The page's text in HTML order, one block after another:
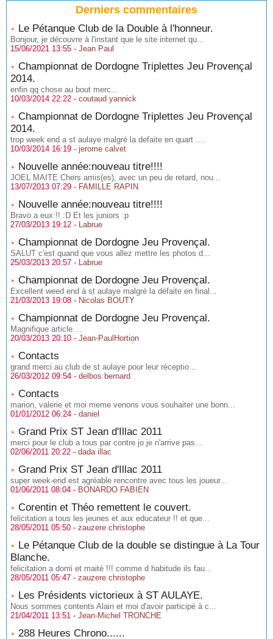
Derniers commentaires
Le Pétanque Club de la Double à l'honneur.
Bonjour, je découvre à l'instant que le site internet qu...
15/06/2021 13:55 - Jean Paul
Championnat de Dordogne Triplettes Jeu Provençal
2014.
enfin qq chose au bout merc...
10/03/2014 22:22 - coutaud yannick
Championnat de Dordogne Triplettes Jeu Provençal
2014.
trop week end a st aulaye malgré la defaite en quart ....
10/03/2014 16:19 - jerome calvet
Nouvelle année:nouveau titre!!!!
JOEL MAITE Chers amis(es), avec un peu de retard, nou...
13/07/2013 07:29 - FAMILLE RAPIN
Nouvelle année:nouveau titre!!!!
Bravo a eux !! :D Et les juniors :p
27/03/2013 19:12 - Labrue
Championnat de Dordogne Jeu Provençal.
SALUT c'est quand que vous allez mettre les photos d...
25/03/2013 20:57 - Labrue
Championnat de Dordogne Jeu Provençal.
Excellent weed end à st aulaye malgré la défaite en final...
21/03/2013 19:08 - Nicolas BOUTY
Championnat de Dordogne Jeu Provençal.
Magnifique article....
20/03/2013 20:10 - Jean-PaulHortion
Contacts
grand merci au club de st aulaye pour leur réceptio...
26/03/2012 09:54 - delbos bernard
Contacts
marion, valerie et moi meme venons vous souhaiter une bonn...
01/01/2012 06:24 - daniel
Grand Prix ST Jean d'Illac 2011
merci pour le club a tous par contre jo je n'arrive pas...
02/06/2011 20:22 - dada illac
Grand Prix ST Jean d'Illac 2011
super week-end est agréable rencontre avec tous les joueur...
01/06/2011 08:04 - BONARDO FABIEN
Corentin et Théo remettent le couvert.
felicitation a tous les jeunes et aux educateur !! et que...
28/05/2011 05:50 - zauzere christophe
Le Pétanque Club de la double se distingue à La Tour
Blanche.
felicitation a domi et maité !!! comme d habitude ils fau...
28/05/2011 05:47 - zauzere christophe
Les Présidents victorieux à ST AULAYE.
Nous sommes contents Alain et moi d'avoir participé à c...
21/04/2011 13:51 - Jean-Michel TRONCHE
288 Heures Chrono......